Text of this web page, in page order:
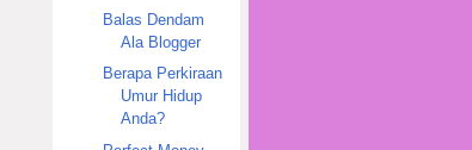
Balas Dendam
Ala Blogger
Berapa Perkiraan
Umur Hidup
Anda?